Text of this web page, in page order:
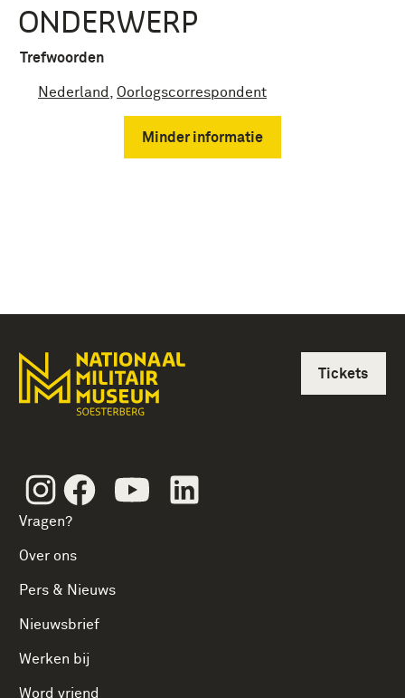
ONDERWERP
Trefwoorden
Nederland Oorlogscorrespondent
Minder informatie
InstagramFacebookYoutube
Vragen?
Over ons
Pers & Nieuws
Nieuwsbrief
Werken bij
Word vriend
Tickets